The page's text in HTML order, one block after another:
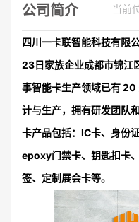
公司简介 当前
四川一卡联智能科技有限
23日家族企业成都市锦江
事智能卡生产领域已有
计与生产，拥有研发团队
卡产品包括：IC卡、身份
epoxy门禁卡、钥匙扣卡
签、定制展会卡等。